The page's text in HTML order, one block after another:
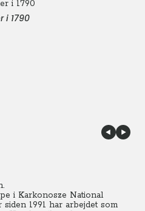
i 1790
i Karkonosze National
1991 har arbejdet som